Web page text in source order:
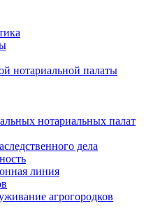
нотариальной палаты
нотариальных палат
дела
линия
агрогородков